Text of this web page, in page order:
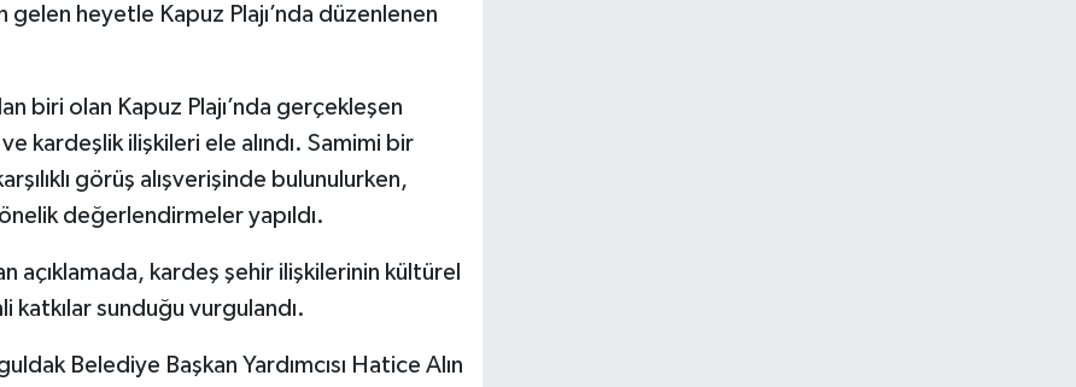
heyetle Kapuz Plajı’nda düzenlenen
biri olan Kapuz Plajı’nda gerçekleşen
kardeşlik ilişkileri ele alındı. Samimi bir
görüş alışverişinde bulunulurken,
değerlendirmeler yapıldı.
açıklamada, kardeş şehir ilişkilerinin kültürel
katkılar sunduğu vurgulandı.
Belediye Başkan Yardımcısı Hatice Alın